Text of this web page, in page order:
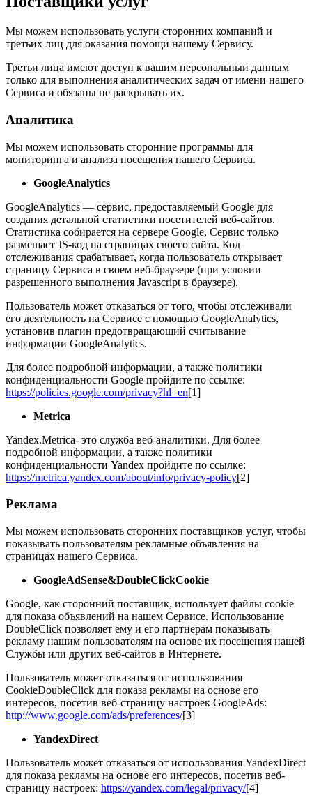
Мы можем использовать услуги сторонних компаний и
третьих лиц для оказания помощи нашему Сервису.
Третьи лица имеют доступ к вашим персональныи данным
только для выполнения аналитических задач от имени нашего
Сервиса и обязаны не раскрывать их.
Аналитика
Мы можем использовать сторонние программы для
мониторинга и анализа посещения нашего Сервиса.
GoogleAnalytics
GoogleAnalytics — сервис, предоставляемый Google для
создания детальной статистики посетителей веб-сайтов.
Статистика собирается на сервере Google, Сервис только
размещает JS-код на страницах своего сайта. Код
отслеживания срабатывает, когда пользователь открывает
страницу Сервиса в своем веб-браузере (при условии
разрешенного выполнения Javascript в браузере).
Пользователь может отказаться от того, чтобы отслеживали
его деятельность на Сервисе с помощью GoogleAnalytics,
установив плагин предотвращающий считывание
информации GoogleAnalytics.
Для более подробной информации, а также политики
конфиденциальности Google пройдите по ссылке:
https://policies.google.com/privacy?hl=en[1]
Metrica
Yandex.Metrica- это служба веб-аналитики. Для более
подробной информации, а также политики
конфиденциальности Yandex пройдите по ссылке:
https://metrica.yandex.com/about/info/privacy-policy[2]
Реклама
Мы можем использовать сторонних поставщиков услуг, чтобы
показывать пользователям рекламные объявления на
страницах нашего Сервиса.
GoogleAdSense&DoubleClickCookie
Google, как сторонний поставщик, использует файлы cookie
для показа объявлений на нашем Сервисе. Использование
DoubleClick позволяет ему и его партнерам показывать
рекламу нашим пользователям на основе их посещения нашей
Службы или других веб-сайтов в Интернете.
Пользователь может отказаться от использования
CookieDoubleClick для показа рекламы на основе его
интересов, посетив веб-страницу настроек GoogleAds:
http://www.google.com/ads/preferences/[3]
YandexDirect
Пользователь может отказаться от использования YandexDirect
для показа рекламы на основе его интересов, посетив веб-
страницу настроек: https://yandex.com/legal/privacy/[4]